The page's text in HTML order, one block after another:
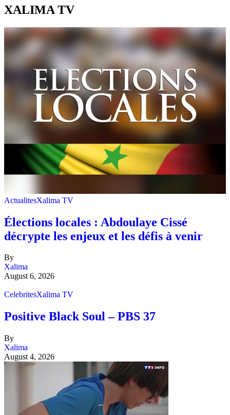
XALIMA TV
ActualitesXalima TV
Élections locales : Abdoulaye Cissé
décrypte les enjeux et les défis à venir
By
Xalima
August 6, 2026
CelebritesXalima TV
Positive Black Soul – PBS 37
By
Xalima
August 4, 2026